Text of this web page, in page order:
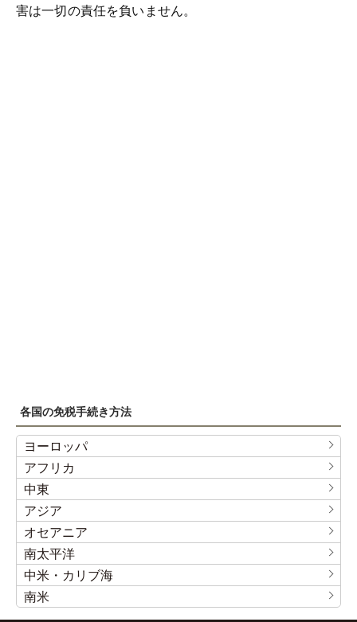
害は一切の責任を負いません。
各国の免税手続き方法
ヨーロッパ
アフリカ
中東
アジア
オセアニア
南太平洋
中米・カリブ海
南米